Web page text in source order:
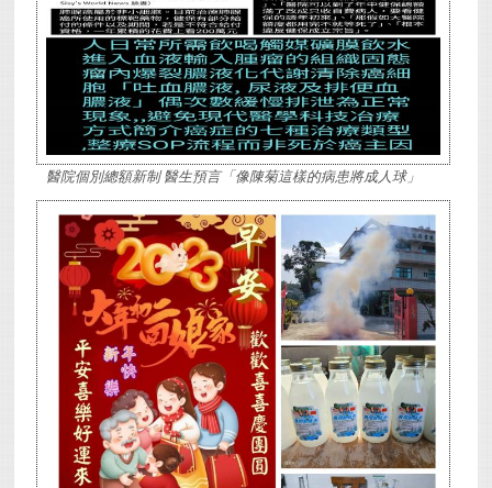
醫院個別總額新制 醫生預言「像陳菊這樣的病患將成人球」